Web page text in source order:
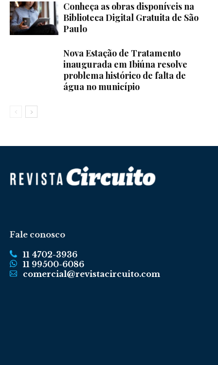
Conheça as obras disponíveis na
Biblioteca Digital Gratuita de São
Paulo
Nova Estação de Tratamento
inaugurada em Ibiúna resolve
problema histórico de falta de
água no município
Fale conosco
11 4702-3936
11 99500-6086
comercial@revistacircuito.com